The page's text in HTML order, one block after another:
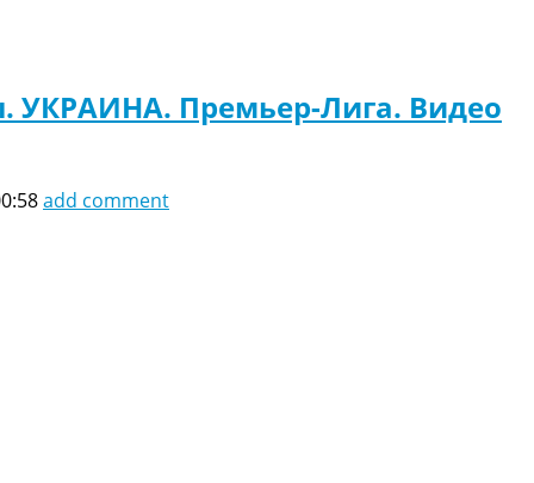
УКРАИНА. Премьер-Лига. Видео
add comment